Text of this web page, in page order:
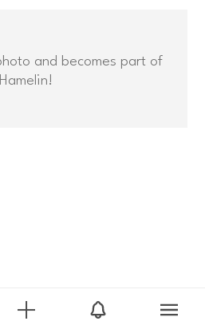
and becomes part of
Hamelin!